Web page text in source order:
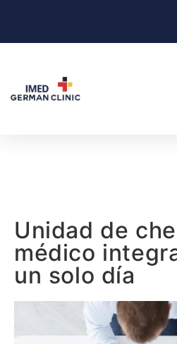
Unidad de
médico
un solo día